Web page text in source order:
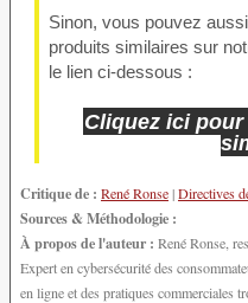
Sinon, vous pouvez
produits similaires sur
le lien ci-dessous :
Cliquez ici
Critique de : René Ronse|Directives
Sources & Méthodologie :
À propos de l'auteur : René Ronse,
Expert en cybersécurité des
en ligne et des pratiques commerciales